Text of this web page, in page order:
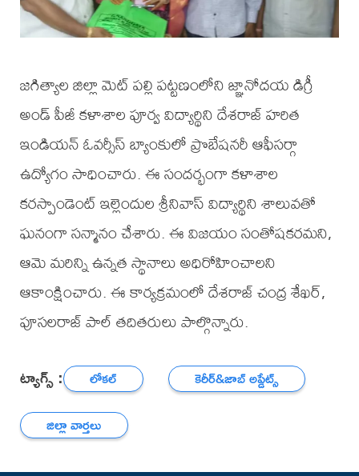
జగిత్యాల జిల్లా మెట్ పల్లి పట్టణంలోని జ్ఞానోదయ డిగ్రీ
అండ్ పీజీ కళాశాల పూర్వ విద్యార్థిని దేశరాజ్ హరిత
ఇండియన్ ఓవర్సీస్ బ్యాంకులో ప్రొబేషనరీ ఆఫీసర్గా
ఉద్యోగం సాధించారు. ఈ సందర్భంగా కళాశాల
కరస్పాండెంట్ ఇల్లెందుల శ్రీనివాస్ విద్యార్థిని శాలువతో
ఘనంగా సన్మానం చేశారు. ఈ విజయం సంతోషకరమని,
ఆమె మరిన్ని ఉన్నత స్థానాలు అధిరోహించాలని
ఆకాంక్షించారు. ఈ కార్యక్రమంలో దేశరాజ్ చంద్ర శేఖర్,
పూసలరాజ్ పాల్ తదితరులు పాల్గొన్నారు.
ట్యాగ్స్ : లోకల్
కెరీర్‌&జాబ్ అప్డేట్స్
జిల్లా వార్తలు